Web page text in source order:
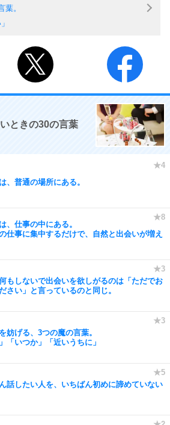
葉。
ときの30の言葉
、普通の場所にある。
、仕事の中にある。
仕事に集中するだけで、自然と出会いが増え
もしないで出会いを欲しがるのは「ただでお
さい」と言っているのと同じ。
妨げる、3つの魔の言葉。
「いつか」「近いうちに」
話したい人を、いちばん初めに諦めていない